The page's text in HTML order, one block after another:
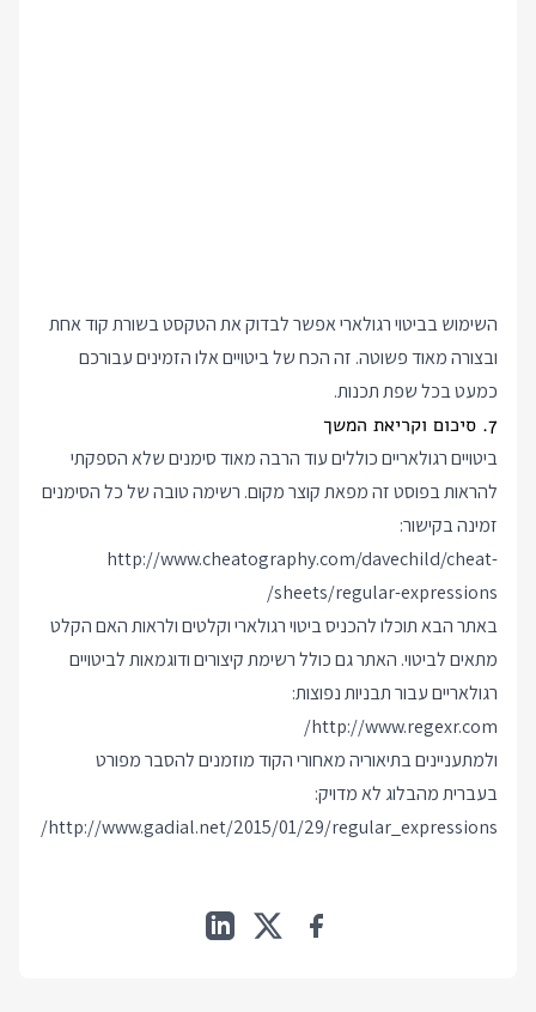
השימוש בביטוי רגולארי אפשר לבדוק את הטקסט בשורת קוד אחת
ובצורה מאוד פשוטה. זה הכח של ביטויים אלו הזמינים עבורכם
כמעט בכל שפת תכנות.
7. סיכום וקריאת המשך
ביטויים רגולאריים כוללים עוד הרבה מאוד סימנים שלא הספקתי
להראות בפוסט זה מפאת קוצר מקום. רשימה טובה של כל הסימנים
זמינה בקישור:
http://www.cheatography.com/davechild/cheat-
sheets/regular-expressions/
באתר הבא תוכלו להכניס ביטוי רגולארי וקלטים ולראות האם הקלט
מתאים לביטוי. האתר גם כולל רשימת קיצורים ודוגמאות לביטויים
רגולאריים עבור תבניות נפוצות:
http://www.regexr.com/
ולמתעניינים בתיאוריה מאחורי הקוד מוזמנים להסבר מפורט
בעברית מהבלוג לא מדויק:
http://www.gadial.net/2015/01/29/regular_expressions/